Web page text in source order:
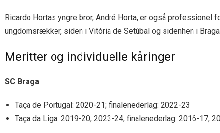
Ricardo Hortas yngre bror, André Horta, er også
ungdomsrækker, siden i Vitória de Setúbal og sidenhen i
Meritter og individuelle kåringer
SC Braga
Taça de Portugal: 2020-21; finalenederlag: 2022-23
Taça da Liga: 2019-20, 2023-24; finalenederlag: 2016-17,